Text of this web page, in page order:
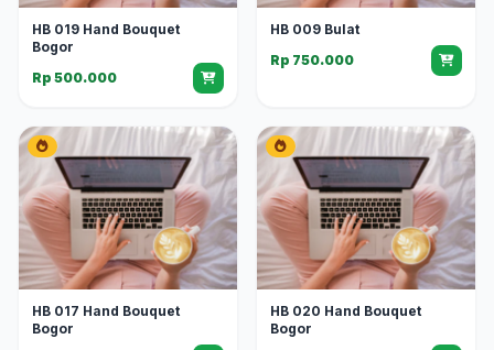
HB 019 Hand Bouquet
Bogor
Rp 500.000
HB 009 Bulat
Rp 750.000
HB 017 Hand Bouquet
Bogor
HB 020 Hand Bouquet
Bogor